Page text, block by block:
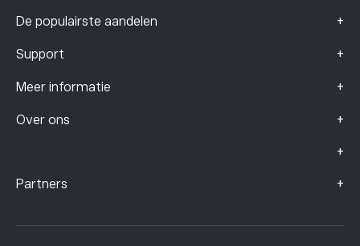
De populairste aandelen +
Support +
Meer informatie +
Over ons +
+
Partners +